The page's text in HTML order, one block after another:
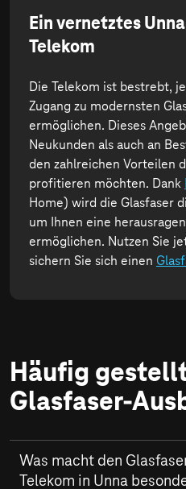
Ein vernetztes
Telekom
Die Telekom ist bestrebt,
Zugang zu modernsten
ermöglichen. Dieses
Neukunden als auch an
den zahlreichen Vorteilen
profitieren möchten. Dank
Home) wird die Glasfaser
um Ihnen eine
ermöglichen. Nutzen Sie
sichern Sie sich einen
Häufig
Glasfaser-
Was macht den
Telekom in Unna